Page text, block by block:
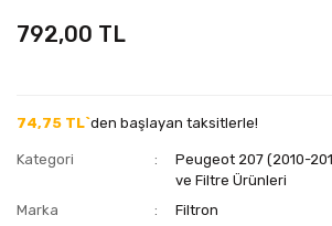
792,00 TL
74,75 TL`den başlayan taksitlerle!
Kategori
Peugeot 207 (2010-
ve Filtre Ürünleri
Marka
Filtron